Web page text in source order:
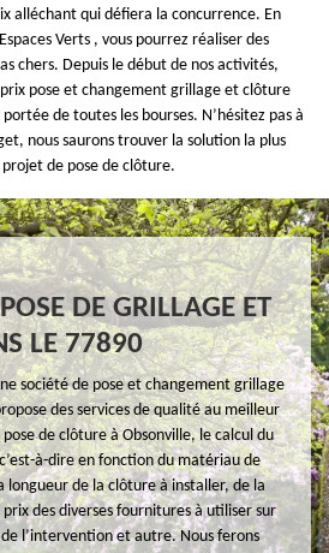
alléchant qui défiera la concurrence. En
Verts , vous pourrez réaliser des
chers. Depuis le début de nos activités,
prix pose et changement grillage et clôture
de toutes les bourses. N’hésitez pas à
nous saurons trouver la solution la plus
de pose de clôture.
DE GRILLAGE ET
LE 77890
société de pose et changement grillage
des services de qualité au meilleur
de clôture à Obsonville, le calcul du
à-dire en fonction du matériau de
longueur de la clôture à installer, de la
des diverses fournitures à utiliser sur
l’intervention et autre. Nous ferons